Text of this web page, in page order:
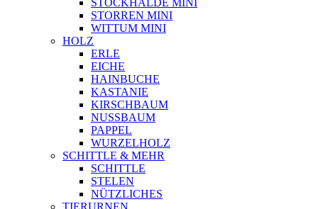
STOCKHALDE MINI
STORREN MINI
WITTUM MINI
HOLZ
ERLE
EICHE
HAINBUCHE
KASTANIE
KIRSCHBAUM
NUSSBAUM
PAPPEL
WURZELHOLZ
SCHITTLE & MEHR
SCHITTLE
STELEN
NÜTZLICHES
TIERURNEN